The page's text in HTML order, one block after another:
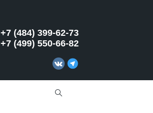
+7 (484) 399-62-73
+7 (499) 550-66-82